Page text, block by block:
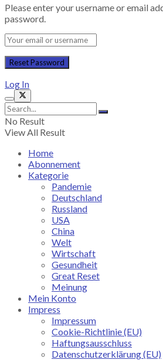
Please enter your username or email
password.
Log In
No Result
View All Result
Home
Abonnement
Kategorie
Pandemie
Deutschland
Russland
USA
China
Welt
Wirtschaft
Gesundheit
Great Reset
Meinung
Mein Konto
Impress
Impressum
Cookie-Richtlinie (EU)
Haftungsausschluss
Datenschutzerklärung (EU)